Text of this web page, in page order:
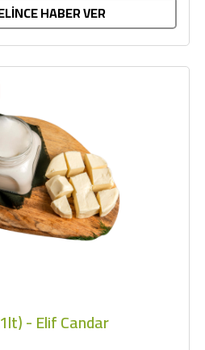
HABER VER
- Elif Candar